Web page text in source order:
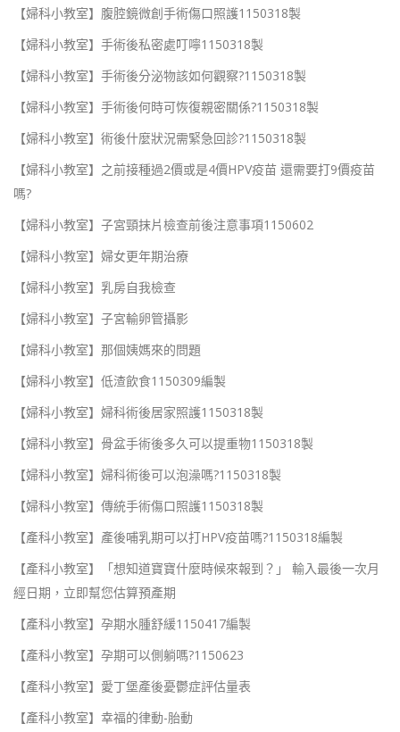
【婦科小教室】腹腔鏡微創手術傷口照護1150318製
【婦科小教室】手術後私密處叮嚀1150318製
【婦科小教室】手術後分泌物該如何觀察?1150318製
【婦科小教室】手術後何時可恢復親密關係?1150318製
【婦科小教室】術後什麼狀況需緊急回診?1150318製
【婦科小教室】之前接種過2價或是4價HPV疫苗 還需要打9價疫苗
嗎?
【婦科小教室】子宮頸抹片檢查前後注意事項1150602
【婦科小教室】婦女更年期治療
【婦科小教室】乳房自我檢查
【婦科小教室】子宮輸卵管攝影
【婦科小教室】那個姨媽來的問題
【婦科小教室】低渣飲食1150309編製
【婦科小教室】婦科術後居家照護1150318製
【婦科小教室】骨盆手術後多久可以提重物1150318製
【婦科小教室】婦科術後可以泡澡嗎?1150318製
【婦科小教室】傳統手術傷口照護1150318製
【產科小教室】產後哺乳期可以打HPV疫苗嗎?1150318編製
【產科小教室】「想知道寶寶什麼時候來報到？」 輸入最後一次月
經日期，立即幫您估算預產期
【產科小教室】孕期水腫舒緩1150417編製
【產科小教室】孕期可以側躺嗎?1150623
【產科小教室】愛丁堡產後憂鬱症評估量表
【產科小教室】幸福的律動-胎動